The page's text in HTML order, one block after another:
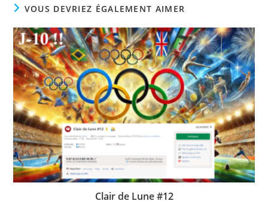
VOUS DEVRIEZ ÉGALEMENT AIMER
Clair de Lune #12